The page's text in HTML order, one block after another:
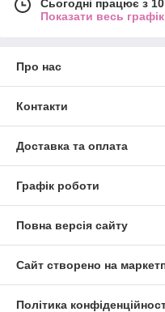
Сьогодні працює з
Показати весь
Про нас
Контакти
Доставка та оплата
Графік роботи
Повна версія сайту
Сайт створено на
Політика